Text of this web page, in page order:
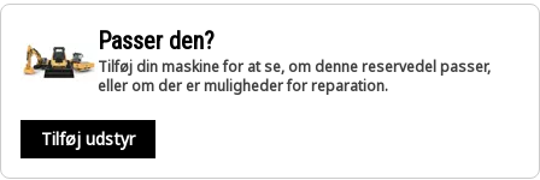
Passer den?
Tilføj din maskine for at se, om denne reservedel passer,
eller om der er muligheder for reparation.
Tilføj udstyr